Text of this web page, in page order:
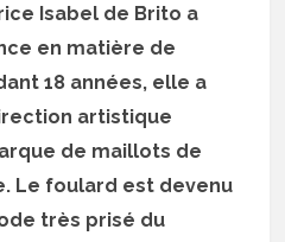
Isabel de Brito a
en matière de
18 années, elle a
artistique
de maillots de
Le foulard est devenu
très prisé du